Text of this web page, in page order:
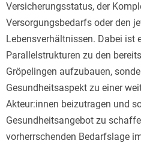
Versicherungsstatus, der
Versorgungsbedarfs oder den
Lebensverhältnissen. Dabei ist
Parallelstrukturen zu den
Gröpelingen aufzubauen,
Gesundheitsaspekt zu einer
Akteur:innen beizutragen und
Gesundheitsangebot zu
vorherrschenden Bedarfslage